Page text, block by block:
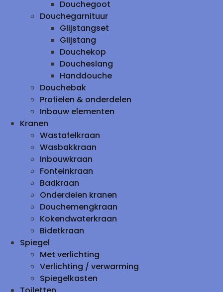
Douchegoot
Douchegarnituur
Glijstangset
Glijstang
Douchekop
Doucheslang
Handdouche
Douchebak
Profielen & onderdelen
Inbouw elementen
Kranen
Wastafelkraan
Wasbakkraan
Inbouwkraan
Fonteinkraan
Badkraan
Onderdelen kranen
Douchemengkraan
Kokendwaterkraan
Bidetkraan
Spiegel
Met verlichting
Verlichting / verwarming
Spiegelkasten